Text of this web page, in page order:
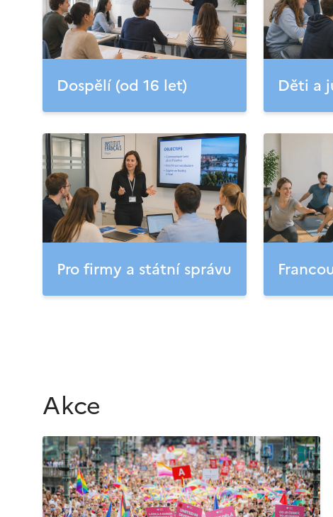
Dospělí (od 16 let) Děti a
Pro firmy a státní správu
Akce